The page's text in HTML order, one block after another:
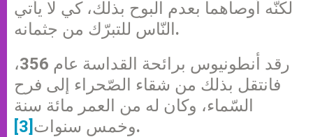
لكنّه أوصاهما بعدم البوح بذلك، كي لا يأتي
النّاس للتبرّك من جثمانه.
رقد أنطونيوس برائحة القداسة عام 356،
فانتقل بذلك من شقاء الصّحراء إلى فرح
السّماء، وكان له من العمر مائة سنة
وخمس سنوات [3]
.